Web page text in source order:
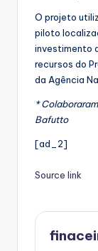
O projeto
piloto
investimento
recursos do
da Agência
*
Bafutto
[ad_2]
Source link